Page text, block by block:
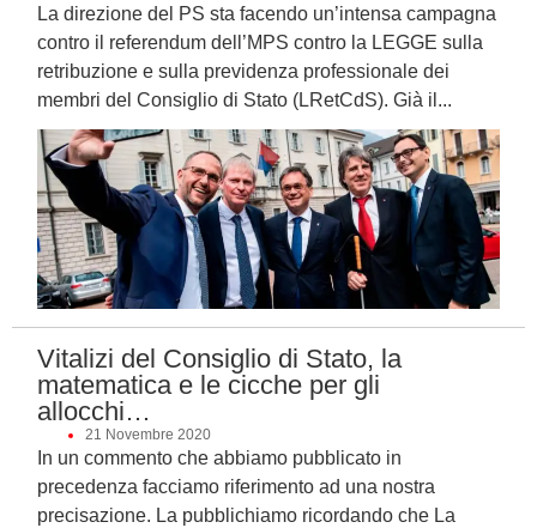
La direzione del PS sta facendo un’intensa campagna
contro il referendum dell’MPS contro la LEGGE sulla
retribuzione e sulla previdenza professionale dei
membri del Consiglio di Stato (LRetCdS). Già il...
Vitalizi del Consiglio di Stato, la
matematica e le cicche per gli
allocchi…
21 Novembre 2020
In un commento che abbiamo pubblicato in
precedenza facciamo riferimento ad una nostra
precisazione. La pubblichiamo ricordando che La